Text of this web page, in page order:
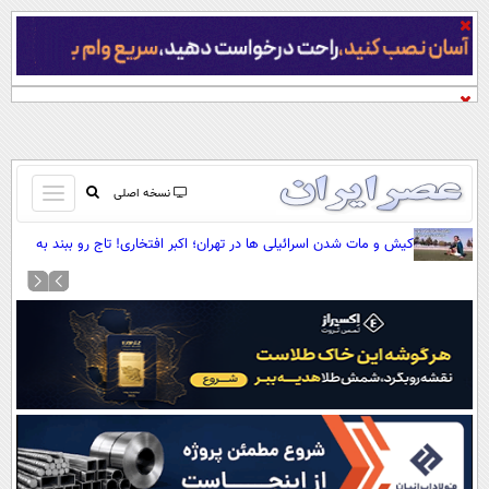
نسخه اصلی
باز
و
بسته
کردن
صفحه اول
آرشیو
نظرسنجی
آب و هوا
اوقات شرعی
سواد زندگی
کیش و مات شدن اسرائیلی ها در تهران؛ اکبر افتخاری! تاج رو ببند به